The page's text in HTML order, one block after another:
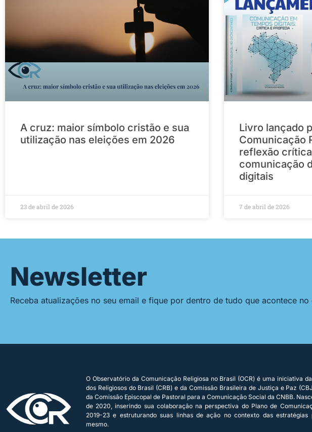
A cruz: maior símbolo cristão e sua
utilização nas eleições em 2026
23 de abril de 2026
Livro lançado
Comunicação
reflexão
comunicação
digitais
7 de abril de 2026
Newsletter
Receba atualizações no seu email e fique por dentro de tudo que acontece
O Observatório da Comunicação Religiosa no Brasil (OCR) é uma iniciativa
dos Religiosos do Brasil (CRB) e da Comissão Brasileira de Justiça e Paz
da Comissão Episcopal de Pastoral para a Comunicação Social da CNBB.
de 2020, inserindo sua colaboração na perspectiva do Plano de
2019-23 e estruturando suas linhas de ação no contexto das estratégias
mesmo.